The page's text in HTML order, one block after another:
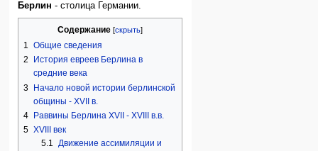
Берлин - столица Германии.
Содержание
1 Общие сведения
2
История евреев Берлина в
средние века
3 Начало новой истории берлинской
общины - XVII в.
4 Раввины Берлина XVII - XVIII в.в.
5 XVIII век
5.1 Движение ассимиляции и